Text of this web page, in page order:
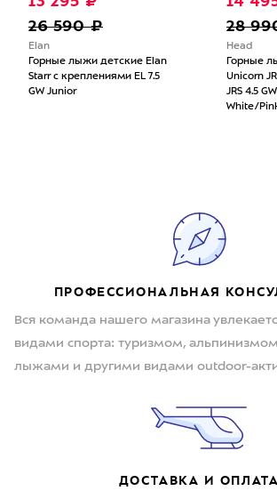
26 590 ₽
Elan
Горные лыжи детские Elan
Starr с креплениями EL 7.5
GW Junior
28
Head
Горные
Unicorn
JRS 4.5
White/
ПРОФЕССИОНАЛЬНАЯ
Вся команда нашего магазина
видами спорта: туризмом,
лыжами и другими видами outdoor-
ДОСТАВКА И ОПЛАТА